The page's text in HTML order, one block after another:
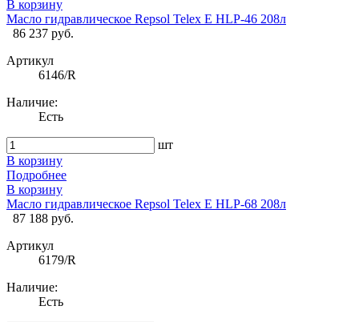
В корзину
Масло гидравлическое Repsol Telex E HLP-46 208л
86 237 руб.
Артикул
6146/R
Наличие:
Есть
шт
В корзину
Подробнее
В корзину
Масло гидравлическое Repsol Telex E HLP-68 208л
87 188 руб.
Артикул
6179/R
Наличие:
Есть